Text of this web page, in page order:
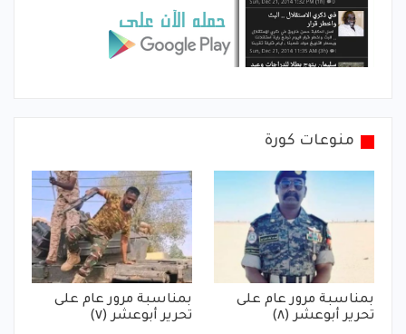
منوعات كورة
بمناسبة مرور عام على
تحرير أبوعشر (٨)
بمناسبة مرور عام على
تحرير أبوعشر (٧)